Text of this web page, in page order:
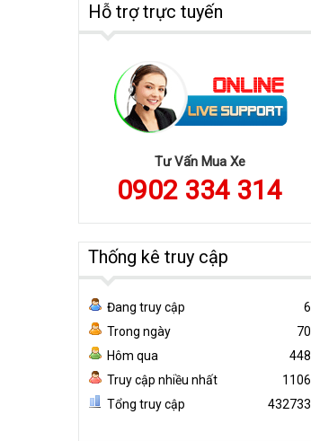
Hỗ trợ trực tuyến
Tư Vấn Mua Xe
0902 334 314
Thống kê truy cập
Đang truy cập
6
Trong ngày
70
Hôm qua
448
Truy cập nhiều nhất
1106
Tổng truy cập
432733